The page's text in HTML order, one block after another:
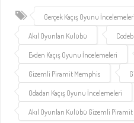
Gerçek Kaçış Oyunu İncelemeleri
Akıl Oyunları Kulübü
Evden Kaçış Oyunu İncelemeleri
Gizemli Piramit Memphis
Odadan Kaçış Oyunu İncelemeleri
Akıl Oyunları Kulübü Gizemli